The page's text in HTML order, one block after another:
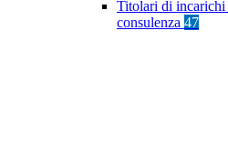
Titolari di
consulenza 47